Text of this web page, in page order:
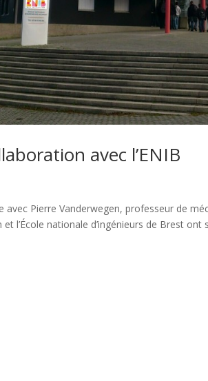
avec l’ENIB
avec Pierre Vanderwegen, professeur de
et l’École nationale d’ingénieurs de Brest